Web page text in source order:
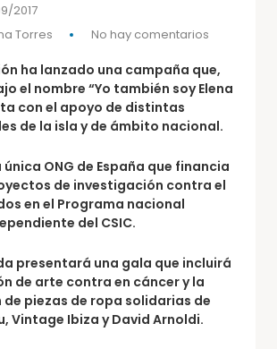
2017
Torres No hay comentarios
ha lanzado una campaña que,
el nombre “Yo también soy Elena
con el apoyo de distintas
de la isla y de ámbito nacional.
ONG de España que financia
de investigación contra el
en el Programa nacional
del CSIC.
presentará una gala que incluirá
de arte contra en cáncer y la
piezas de ropa solidarias de
Vintage Ibiza y David Arnoldi.